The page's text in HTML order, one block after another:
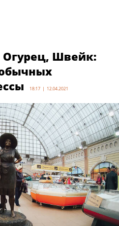
Огурец, Швейк:
18:17 | 12.04.2021